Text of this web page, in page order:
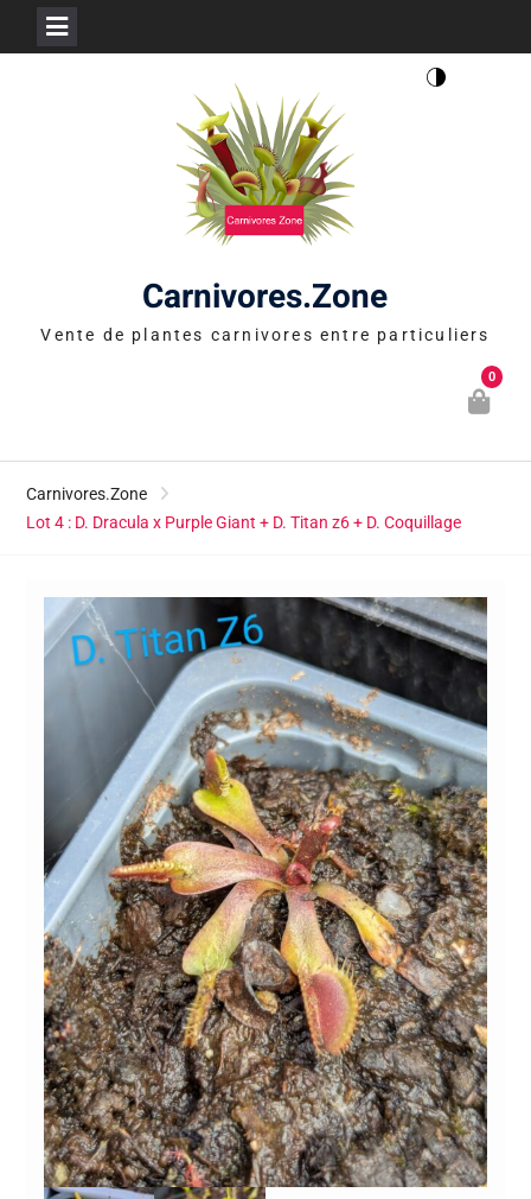
Carnivores.Zone
Vente de plantes carnivores entre particuliers
0
Carnivores.Zone
Lot 4 : D. Dracula x Purple Giant + D. Titan z6 + D. Coquillage